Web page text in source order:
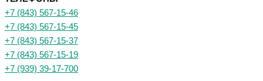
+7 (843) 567-15-46
+7 (843) 567-15-45
+7 (843) 567-15-37
+7 (843) 567-15-19
+7 (939) 39-17-700